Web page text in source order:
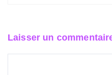
Laisser un